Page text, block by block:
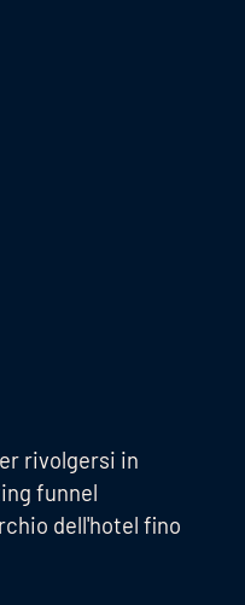
rivolgersi in
funnel
dell'hotel fino